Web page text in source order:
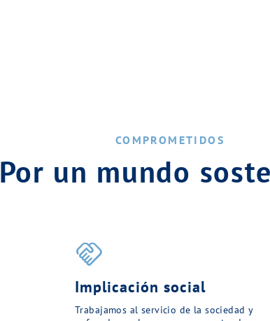
COMPROMETIDOS
Por un mundo
handshake
Implicación social
Trabajamos al servicio de la sociedad y